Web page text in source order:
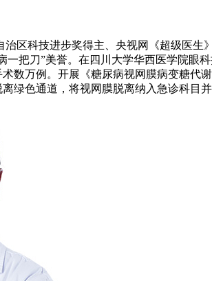
区科技进步奖得主、央视网《超级医
一把刀”美誉。在四川大学华西医学院
数万例。开展《糖尿病视网膜病变糖
绿色通道，将视网膜脱离纳入急诊科目